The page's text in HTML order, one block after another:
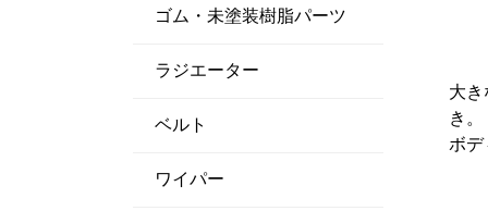
ゴム・未塗装樹脂パーツ
ラジエーター
ベルト
ワイパー
大
き。
ボ